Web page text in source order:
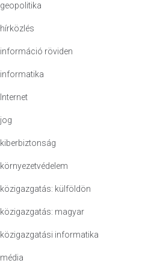
geopolitika
hírközlés
információ röviden
informatika
Internet
jog
kiberbiztonság
környezetvédelem
közigazgatás: külföldön
közigazgatás: magyar
közigazgatási informatika
média